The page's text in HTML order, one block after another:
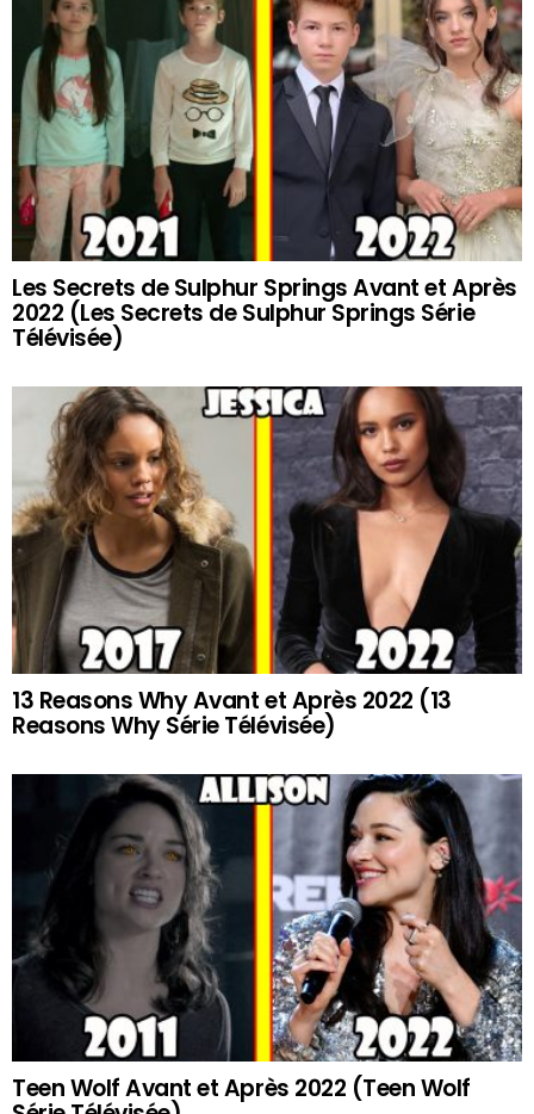
Les Secrets de Sulphur Springs Avant et Après
2022 (Les Secrets de Sulphur Springs Série
Télévisée)
13 Reasons Why Avant et Après 2022 (13
Reasons Why Série Télévisée)
Teen Wolf Avant et Après 2022 (Teen Wolf